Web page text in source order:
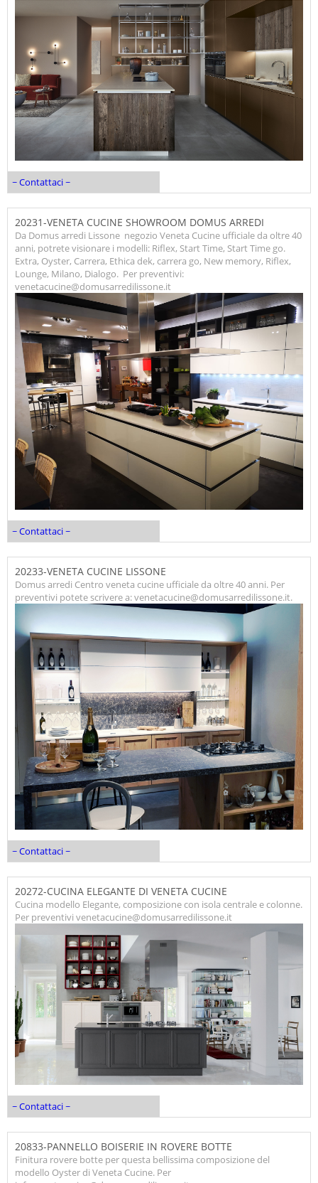
~ Contattaci ~
20231-VENETA CUCINE SHOWROOM DOMUS ARREDI
Da Domus arredi Lissone negozio Veneta Cucine ufficiale da oltre 40
anni, potrete visionare i modelli: Riflex, Start Time, Start Time go.
Extra, Oyster, Carrera, Ethica dek, carrera go, New memory, Riflex,
Lounge, Milano, Dialogo. Per preventivi:
venetacucine@domusarredilissone.it
~ Contattaci ~
20233-VENETA CUCINE LISSONE
Domus arredi Centro veneta cucine ufficiale da oltre 40 anni. Per
preventivi potete scrivere a: venetacucine@domusarredilissone.it.
~ Contattaci ~
20272-CUCINA ELEGANTE DI VENETA CUCINE
Cucina modello Elegante, composizione con isola centrale e colonne.
Per preventivi venetacucine@domusarredilissone.it
~ Contattaci ~
20833-PANNELLO BOISERIE IN ROVERE BOTTE
Finitura rovere botte per questa bellissima composizione del
modello Oyster di Veneta Cucine. Per